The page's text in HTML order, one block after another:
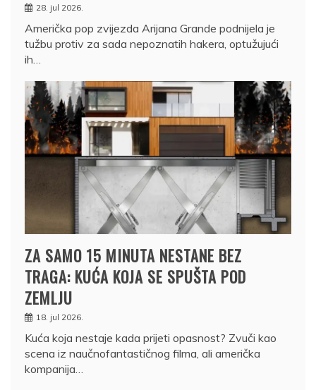
28. jul 2026.
Američka pop zvijezda Arijana Grande podnijela je
tužbu protiv za sada nepoznatih hakera, optužujući
ih…
ZA SAMO 15 MINUTA NESTANE BEZ
TRAGA: KUĆA KOJA SE SPUŠTA POD
ZEMLJU
18. jul 2026.
Kuća koja nestaje kada prijeti opasnost? Zvuči kao
scena iz naučnofantastičnog filma, ali američka
kompanija…